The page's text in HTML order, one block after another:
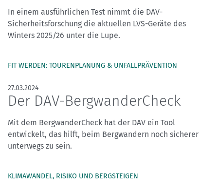
In einem ausführlichen Test nimmt die DAV-
Sicherheitsforschung die aktuellen LVS-Geräte des
Winters 2025/26 unter die Lupe.
FIT WERDEN: TOURENPLANUNG & UNFALLPRÄVENTION
27.03.2024
Der DAV-BergwanderCheck
Mit dem BergwanderCheck hat der DAV ein Tool
entwickelt, das hilft, beim Bergwandern noch sicherer
unterwegs zu sein.
KLIMAWANDEL, RISIKO UND BERGSTEIGEN